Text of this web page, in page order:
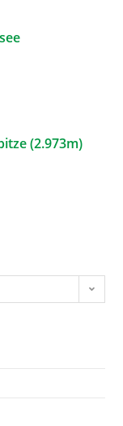
(2.973m)